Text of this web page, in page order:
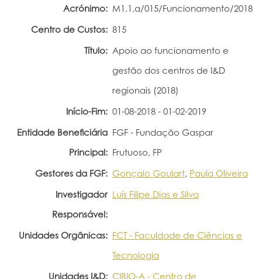
Acrónimo: M1.1.a/015/Funcionamento/2018
Centro de Custos: 815
Título: Apoio ao funcionamento e
gestão dos centros de I&D
regionais (2018)
Início-Fim: 01-08-2018 - 01-02-2019
Entidade Beneficiária
Principal:
FGF - Fundação Gaspar
Frutuoso, FP
Gestores da FGF: Gonçalo Goulart, Paula Oliveira
Investigador
Responsável:
Luís Filipe Dias e Silva
Unidades Orgânicas: FCT - Faculdade de Ciências e
Tecnologia
Unidades I&D: CIBIO-A - Centro de